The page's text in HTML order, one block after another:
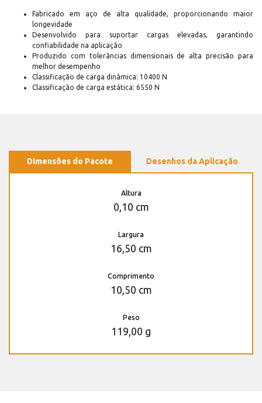
Fabricado em aço de alta qualidade, proporcionando maior
longevidade
Desenvolvido para suportar cargas elevadas, garantindo
confiabilidade na aplicação
Produzido com tolerâncias dimensionais de alta precisão para
melhor desempenho
Classificação de carga dinâmica: 10400 N
Classificação de carga estática: 6550 N
Dimensões do Pacote Desenhos da Aplicação
Altura
0,10 cm
Largura
16,50 cm
Comprimento
10,50 cm
Peso
119,00 g